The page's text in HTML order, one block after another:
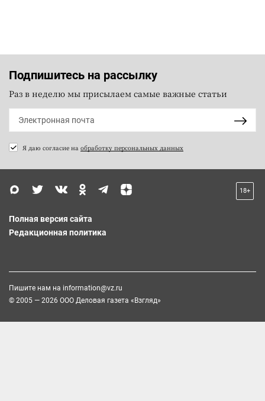
Подпишитесь на рассылку
Раз в неделю мы присылаем самые важные статьи
Я даю согласие на обработку персональных данных
18+
Полная версия сайта
Редакционная политика
Пишите нам на information@vz.ru
© 2005 — 2026 ООО Деловая газета «Взгляд»